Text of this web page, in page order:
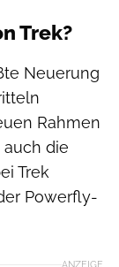
Trek?
Neuerung
Rahmen
die
Trek
Powerfly-
ANZEIGE